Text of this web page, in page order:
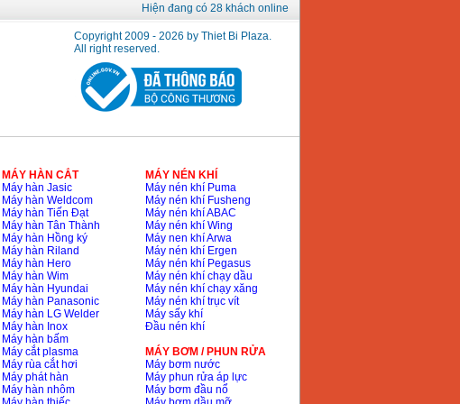
Hiện đang có 28 khách online
Copyright 2009 - 2026 by Thiet Bi Plaza.
All right reserved.
MÁY HÀN CẮT
Máy hàn Jasic
Máy hàn Weldcom
Máy hàn Tiến Đạt
Máy hàn Tân Thành
Máy hàn Hồng ký
Máy hàn Riland
Máy hàn Hero
Máy hàn Wim
Máy hàn Hyundai
Máy hàn Panasonic
Máy hàn LG Welder
Máy hàn Inox
Máy hàn bấm
Máy cắt plasma
Máy rùa cắt hơi
Máy phát hàn
Máy hàn nhôm
MÁY NÉN KHÍ
Máy nén khí Puma
Máy nén khí Fusheng
Máy nén khí ABAC
Máy nén khí Wing
Máy nen khí Arwa
Máy nén khí Ergen
Máy nén khí Pegasus
Máy nén khí chạy dầu
Máy nén khí chạy xăng
Máy nén khí trục vít
Máy sấy khí
Đầu nén khí
MÁY BƠM / PHUN RỬA
Máy bơm nước
Máy phun rửa áp lực
Máy bơm đầu nổ